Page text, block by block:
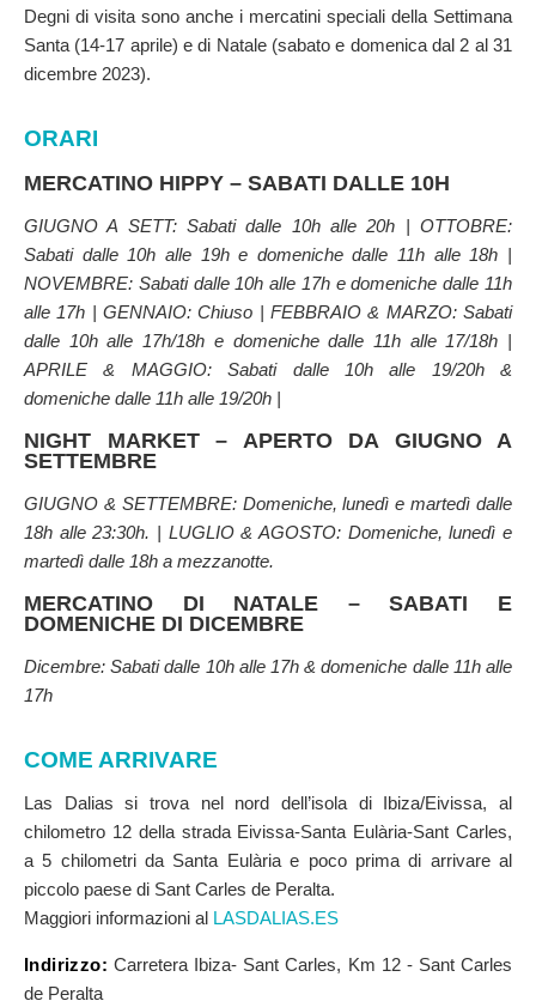
Degni di visita sono anche i mercatini speciali della Settimana
Santa (14-17 aprile) e di Natale (sabato e domenica dal 2 al 31
dicembre 2023).
ORARI
MERCATINO HIPPY – SABATI DALLE 10H
GIUGNO A SETT: Sabati dalle 10h alle 20h | OTTOBRE:
Sabati dalle 10h alle 19h e domeniche dalle 11h alle 18h |
NOVEMBRE: Sabati dalle 10h alle 17h e domeniche dalle 11h
alle 17h | GENNAIO: Chiuso | FEBBRAIO & MARZO: Sabati
dalle 10h alle 17h/18h e domeniche dalle 11h alle 17/18h |
APRILE & MAGGIO: Sabati dalle 10h alle 19/20h &
domeniche dalle 11h alle 19/20h |
NIGHT MARKET – APERTO DA GIUGNO A
SETTEMBRE
GIUGNO & SETTEMBRE: Domeniche, lunedì e martedì dalle
18h alle 23:30h. | LUGLIO & AGOSTO: Domeniche, lunedì e
martedì dalle 18h a mezzanotte.
MERCATINO DI NATALE – SABATI E
DOMENICHE DI DICEMBRE
Dicembre: Sabati dalle 10h alle 17h & domeniche dalle 11h alle
17h
COME ARRIVARE
Las Dalias si trova nel nord dell’isola di Ibiza/Eivissa, al
chilometro 12 della strada Eivissa-Santa Eulària-Sant Carles,
a 5 chilometri da Santa Eulària e poco prima di arrivare al
piccolo paese di Sant Carles de Peralta.
Maggiori informazioni al LASDALIAS.ES
Indirizzo: Carretera Ibiza- Sant Carles, Km 12 - Sant Carles
de Peralta